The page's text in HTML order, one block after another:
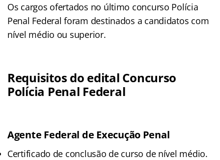
Os cargos ofertados no último concurso Polícia
Penal Federal foram destinados a candidatos com
nível médio ou superior.
Requisitos do edital Concurso
Polícia Penal Federal
Agente Federal de Execução Penal
Certificado de conclusão de curso de nível médio.